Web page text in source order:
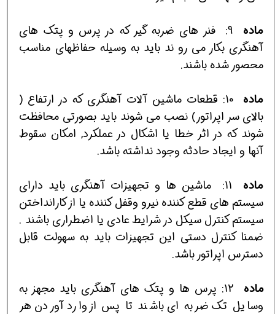
ماده
9: فنر هاي ضربه گير كه در پرس و پتك هاي
آهنگري بكار مي رو ند بايد به وسيله حفاظهاي مناسب
محصور شده باشند.
ماده
10: قطعات ماشين آلات آهنگري كه در ارتفاع (
بالاي سر اپراتور) نصب مي شوند بايد بصورتي محافظت
شوند كه در اثر خطا يا اشكال در عملكرد, امكان سقوط
آنها و ايجاد حادثه وجود نداشته باشد.
ماده
ماشين ها و تجهيزات آهنگري بايد داراي
سيستم هاي قطع كننده نيرو وقفل كننده يا از كارانداختن
سيستم كنترل سيكل در شرايط عادي يا اضطراري باشند .
ضمنا كنترل دستي اين تجهيزات بايد به سهولت قابل
دسترس اپراتور باشد.
ماده
12: پرس ها و پتك هاي آهنگري بايد مجهز به
وسايل تك ضربه اي باشند تا پس از وارد آوردن هر